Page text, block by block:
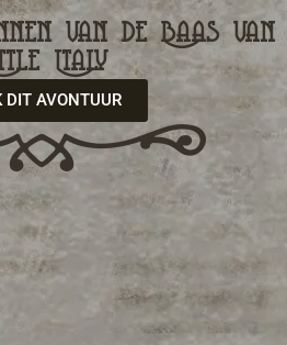
van de Baas van
Italy
DIT AVONTUUR